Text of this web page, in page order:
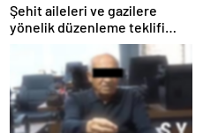
Şehit aileleri ve gazilere
yönelik düzenleme teklifi
Meclis’te kabul edildi